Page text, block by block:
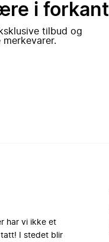
i forkant
tilbud og
har vi ikke et
I stedet blir